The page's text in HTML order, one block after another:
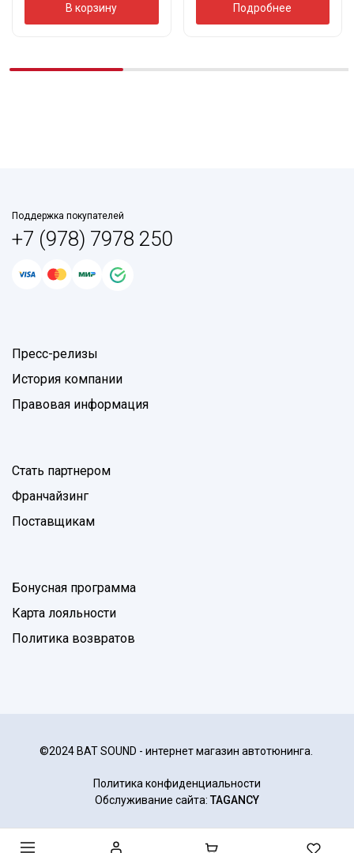
В корзину Подробнее
Поддержка покупателей
+7 (978) 7978 250
Пресс-релизы
История компании
Правовая информация
Стать партнером
Франчайзинг
Поставщикам
Бонусная программа
Карта лояльности
Политика возвратов
©2024 BAT SOUND - интернет магазин автотюнинга.
Политика конфиденциальности
Обслуживание сайта: TAGANCY